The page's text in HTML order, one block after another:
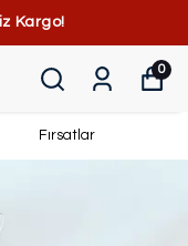
Kargo!
0
Fırsatlar